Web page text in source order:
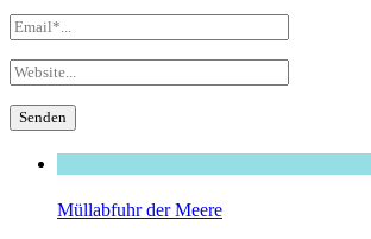
Müllabfuhr der Meere